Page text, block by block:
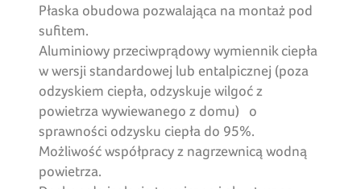
Płaska obudowa pozwalająca na montaż pod
sufitem.
Aluminiowy przeciwprądowy wymiennik ciepła
w wersji standardowej lub entalpicznej (poza
odzyskiem ciepła, odzyskuje wilgoć z
powietrza wywiewanego z domu) o
sprawności odzysku ciepła do 95%.
Możliwość współpracy z nagrzewnicą wodną
powietrza.